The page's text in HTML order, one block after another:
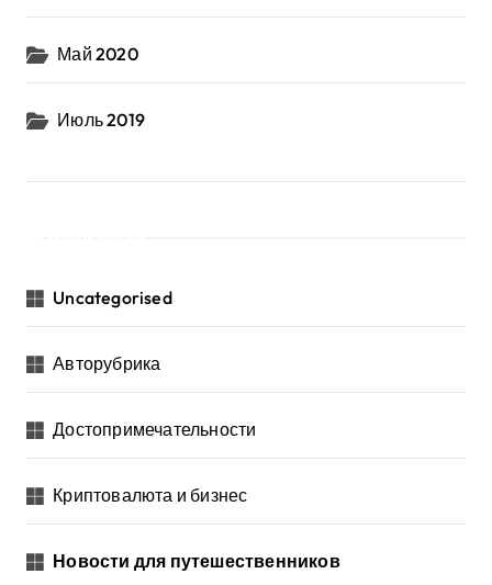
Май 2020
Июль 2019
Uncategorised
Авторубрика
Достопримечательности
Криптовалюта и бизнес
Новости для путешественников